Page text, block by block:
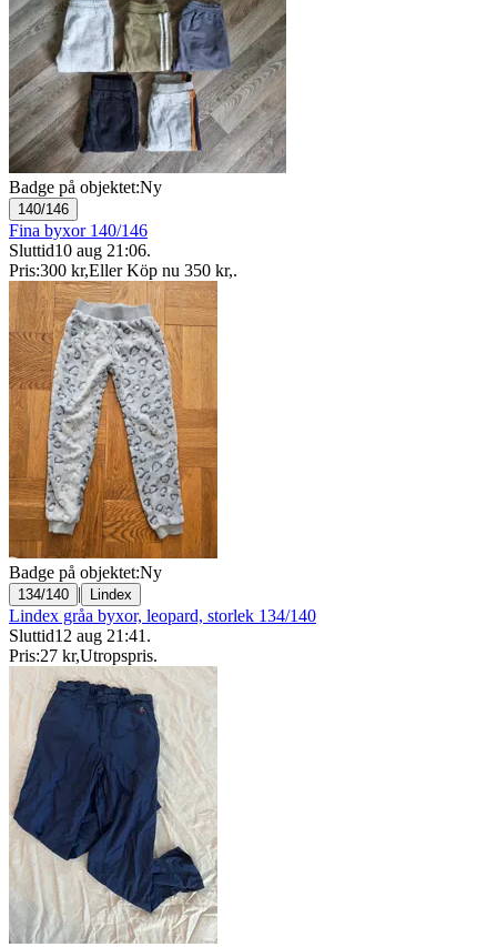
Badge på objektet:Ny
140/146
Fina byxor 140/146
Sluttid10 aug 21:06.
Pris:300 kr,Eller Köp nu 350 kr,.
Badge på objektet:Ny
134/140 | Lindex
Lindex gråa byxor, leopard, storlek 134/140
Sluttid12 aug 21:41 .
Pris:27 kr,Utropspris.